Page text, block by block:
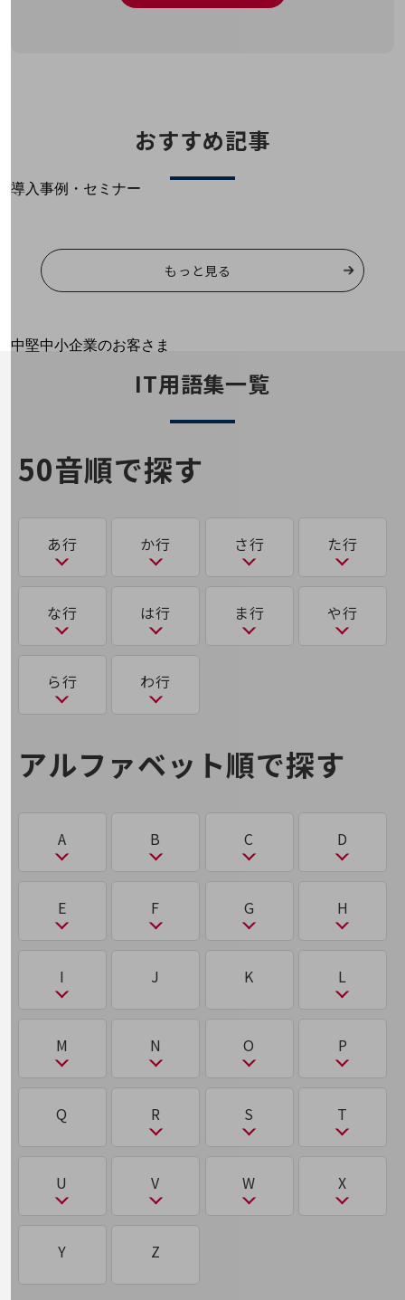
導入事例・セミナー
セミナー
開催・出展する各種セミナー、イベント情報をご紹介します
中堅中小企業のお客さま
旬な話題やお役立ち資料などDXの課題を
お役立ち資料ダウンロード
トレンド記事特集
中堅中小企業向け
サービス・ソリューション
課題やニーズに合ったサービスをご紹介し、
お悩みから見つける
お悩みから見つけるTOP
ネットワーク
モバイル・音声
リモート・ハイブリッドワーク
業界から見つける
業界から見つけるTOP
小売・卸売業
その他の業界はこちら
ゲーム感覚で見つける
NTTドコモビジネス
相談・申し込みができるバーチャルショップ
法人向けモバイルトップ
新規会員登録/ログインはこちら
おすすめ記事
もっと見る
IT用語集一覧
50音順で探す
あ行
あ
アクティビティ・ベースド・ワーキング（ABW）
アグリゲートコンピューティング
アップセル
アノテーション
オーバーレイネットワーク／アンダーレイネット
ワーク
い
インサイドセールス
ウェアラブルデバイス
え
エッジAI
か行
か
可用性
き
強化学習
機械翻訳
クラウド
クラスタリング
クロステック（X-Tech）
け
こ
さ行
さ
サース（SaaS）
サイバーハイジーン
サブスクリプション
サブブランド
サプライチェーン
サプライチェーンマネジメント（SCM）
サンドボックス
在宅勤務
し
シーサート（CSIRT）
シャドーIT
シンギュラリティー
た行
た
多要素認証
大規模言語モデル（LLM）
チャットボット
データセンター
データ駆動型
ディザスタリカバリ（DR）
ディスラプター
デジタルツイン
デジタルトランスフォーメーション
な行
な
なりすまし
に
2025年問題
2026年問題(AI)
2026年問題(物流)
2要素認証
ね
ネットワークスライシング
は行
は
ハイパーバイザー
パケット
パスワードリスト攻撃
パブリッククラウド/プライベートクラウド/ハイ
ブリッドクラウド
ひ
ピーサート（PSIRT）
標的型攻撃
標的型攻撃 APT攻撃
ふ
ファイルレスマルウェア
ファクトリーIoT
フィジカルAI
ま行
ま
マルウェア
め
メドテック（MedTech）
も
モニタリング技術
や行
ゆ
ユビキタス
ら行
り
リモートデスクトップ
量子コンピューター
る
れ
レガシーシステム
レピュテーション
ろ
わ行
アルファベット順で探す
A
A
ABW
ACD
ACL
AGI（汎用型AI）／ASI（超知能AI）
AgileWorking
AR
AWS
B
B
BCP
BEC（ビジネスメール詐欺）
BPO
BPR
BYOD
C
C
CASB
CDN
CDP/DMP
CISO
CRM/SFA/MA
CTI
Curveball
D
D
CDP/DMP
D2C
DaaS
DDoS攻撃
DKIM/DMARC/SPF
DNSサーバー
DR
E
EDR／XDR
EdTech
electronic Know Your Customer(eKYC)
eSIM
F
5G
FeliCa
FinTech
G
G
GitHub
GX
H
H
HealthTech
HR Tech
I
IaaS/PaaS/SaaS
ICT
IoT
IOWN®構想
J K L
L
LBO
LLM
LooCipher
LTE
M
M
CRM/SFA/MA
M2M
MDM
MedTech
N
N
NaaS
nanoSIM
NAS
NFV
O
O
OpenStack
OWASP
P
P
PaaS/SaaS/IaaS
PBX
PoC
PoliTech
Q R
R
RAG
S
S
CRM/SFA/MA
T
T
Tier1（Tier0/Tier0.5/Tier2/Tier3）
U
U
UTM
V
V
VDI
W
W
WAF
X
X
X-Tech
Y Z